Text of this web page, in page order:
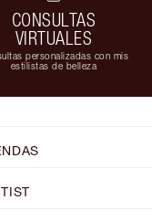
CONSULTAS
VIRTUALES
personalizadas con mis
estilistas de belleza